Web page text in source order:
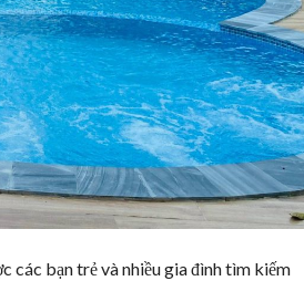
các bạn trẻ và nhiều gia đình tìm kiếm